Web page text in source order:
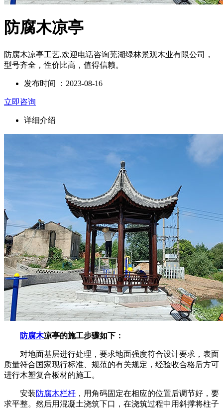
防腐木凉亭
防腐木凉亭工艺,欢迎电话咨询芜湖绿林景观木业有限公司，
型号齐全，性价比高，值得信赖。
发布时间 ：2023-08-16
立即咨询
详细介绍
防腐木凉亭的施工步骤如下：
对地面基层进行处理，要求地面强度符合设计要求，表面
质量符合国家现行标准、规范的有关规定，经验收合格后方可
进行木塑复合板材的施工。
安装防腐木栏杆 ，用角码固定在相应的位置后调节好，要
求平整。然后用混凝土浇筑下口，在浇筑过程中用斜撑将柱子